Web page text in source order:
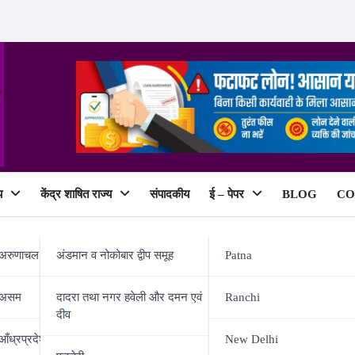
प्रदेश
केंद्र शाषित राज्य
अंडमान व नोकोबार द्वीप समूह
दादरा तथा नगर हवेली और दमन एवं
दीव
संपादकीय ई – पेपर
Patna
Ranchi
New Delhi
BLOG
दिवस पर बोले पीएम मोदी-पार्टी